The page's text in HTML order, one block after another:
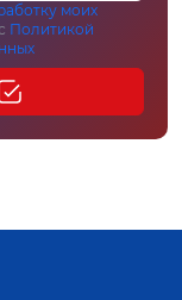
моих
Политикой